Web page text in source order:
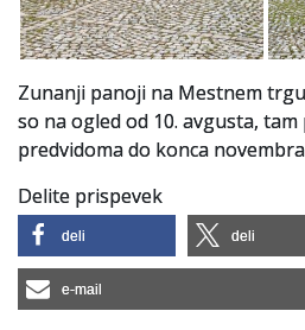
Zunanji panoji na Mestnem
so na ogled od 10. avgusta,
predvidoma do konca
Delite prispevek
deli deli
e-mail